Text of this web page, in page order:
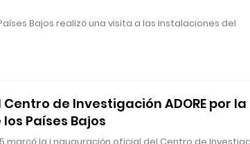
Bajos realizó una visita a las instalaciones del
de Investigación ADORE por la
Países Bajos